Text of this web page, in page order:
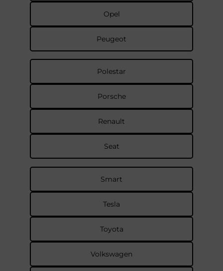
Opel
Peugeot
Polestar
Porsche
Renault
Seat
Smart
Tesla
Toyota
Volkswagen